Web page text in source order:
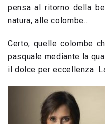
pensa al ritorno della
natura, alle colombe…
Certo, quelle colombe
pasquale mediante la
il dolce per eccellenza.